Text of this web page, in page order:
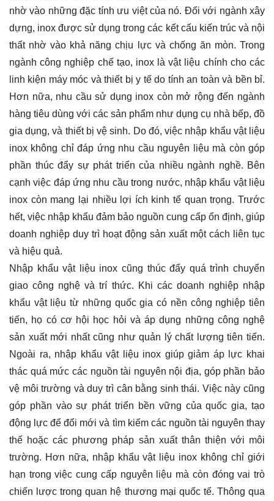
nhờ vào những đặc tính ưu việt của nó. Đối với ngành xây
dựng, inox được sử dụng trong các kết cấu kiến trúc và nội
thất nhờ vào khả năng chịu lực và chống ăn mòn. Trong
ngành công nghiệp chế tạo, inox là vật liệu chính cho các
linh kiện máy móc và thiết bị y tế do tính an toàn và bền bỉ.
Hơn nữa, nhu cầu sử dụng inox còn mở rộng đến ngành
hàng tiêu dùng với các sản phẩm như dụng cụ nhà bếp, đồ
gia dụng, và thiết bị vệ sinh. Do đó, việc nhập khẩu vật liệu
inox không chỉ đáp ứng nhu cầu nguyên liệu mà còn góp
phần thúc đẩy sự phát triển của nhiều ngành nghề. Bên
cạnh việc đáp ứng nhu cầu trong nước, nhập khẩu vật liệu
inox còn mang lại nhiều lợi ích kinh tế quan trọng. Trước
hết, việc nhập khẩu đảm bảo nguồn cung cấp ổn định, giúp
doanh nghiệp duy trì hoạt động sản xuất một cách liên tục
và hiệu quả.
Nhập khẩu vật liệu inox cũng thúc đẩy quá trình chuyển
giao công nghệ và trí thức. Khi các doanh nghiệp nhập
khẩu vật liệu từ những quốc gia có nền công nghiệp tiên
tiến, họ có cơ hội học hỏi và áp dụng những công nghệ
sản xuất mới nhất cũng như quản lý chất lượng tiên tiến.
Ngoài ra, nhập khẩu vật liệu inox giúp giảm áp lực khai
thác quá mức các nguồn tài nguyên nội địa, góp phần bảo
vệ môi trường và duy trì cân bằng sinh thái. Việc này cũng
góp phần vào sự phát triển bền vững của quốc gia, tạo
động lực để đổi mới và tìm kiếm các nguồn tài nguyên thay
thế hoặc các phương pháp sản xuất thân thiện với môi
trường. Hơn nữa, nhập khẩu vật liệu inox không chỉ giới
hạn trong việc cung cấp nguyên liệu mà còn đóng vai trò
chiến lược trong quan hệ thương mại quốc tế. Thông qua